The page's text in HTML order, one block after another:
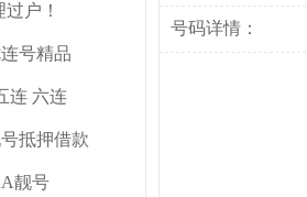
号码详情：
户！
号精品
连 六连
抵押借款
靓号